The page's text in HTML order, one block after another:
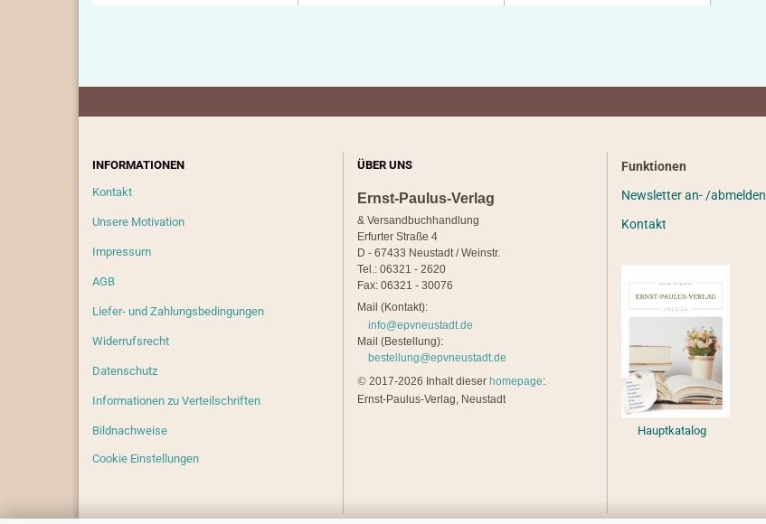
INFORMATIONEN
Kontakt
Unsere Motivation
Impressum
AGB
Liefer- und Zahlungsbedingungen
Widerrufsrecht
Datenschutz
Informationen zu Verteilschriften
Bildnachweise
Cookie Einstellungen
ÜBER UNS
Ernst-Paulus-Verlag
& Versandbuchhandlung
Erfurter Straße 4
D - 67433 Neustadt / Weinstr.
Tel.: 06321 - 2620
Fax: 06321 - 30076
Mail (Kontakt):
info@epvneustadt.de
Mail (Bestellung):
bestellung@epvneustadt.de
© 2017-2026 Inhalt dieser homepage:
Ernst-Paulus-Verlag, Neustadt
Funktionen
Newsletter an- /abmelden
Kontakt
Hauptkatalog